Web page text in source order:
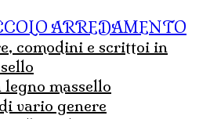
ARREDAMENTO
legno massello
di vario genere